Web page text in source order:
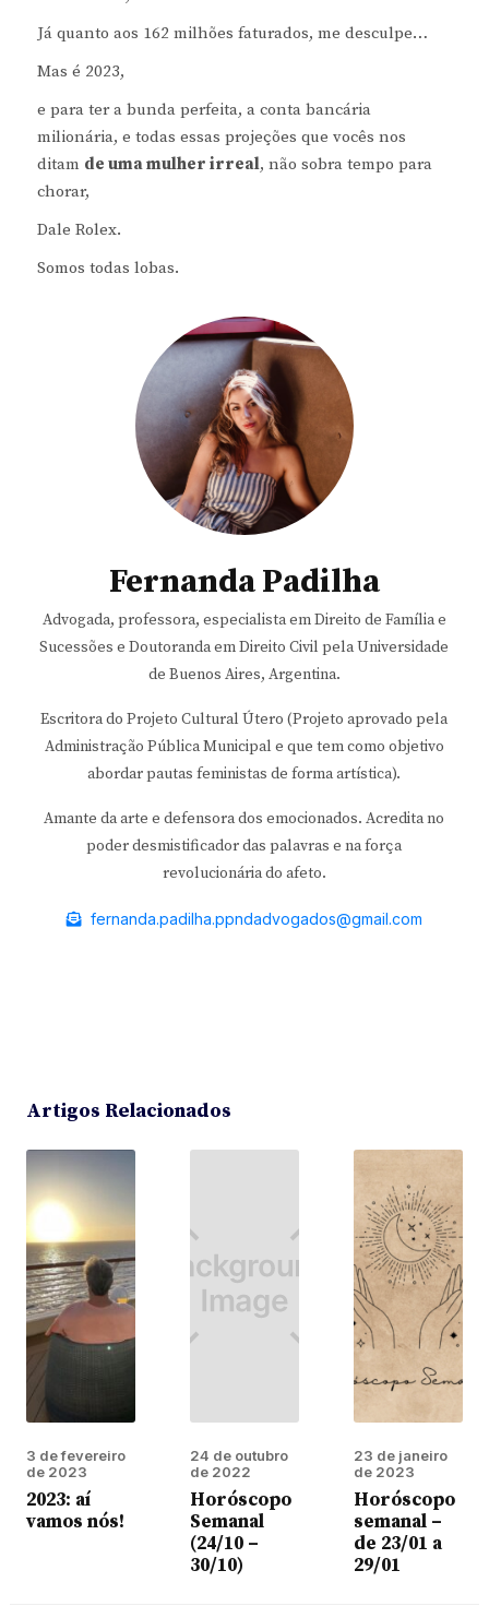
Já quanto aos 162 milhões faturados, me desculpe…
Mas é 2023,
e para ter a bunda perfeita, a conta bancária
milionária, e todas essas projeções que vocês nos
ditam de uma mulher irreal, não sobra tempo para
chorar,
Dale Rolex.
Somos todas lobas.
Fernanda Padilha
Advogada, professora, especialista em Direito de Família e
Sucessões e Doutoranda em Direito Civil pela Universidade
de Buenos Aires, Argentina.
Escritora do Projeto Cultural Útero (Projeto aprovado pela
Administração Pública Municipal e que tem como objetivo
abordar pautas feministas de forma artística).
Amante da arte e defensora dos emocionados. Acredita no
poder desmistificador das palavras e na força
revolucionária do afeto.
fernanda.padilha.ppndadvogados@gmail.com
Artigos Relacionados
3 de fevereiro
de 2023
2023: aí
vamos nós!
24 de outubro
de 2022
Horóscopo
Semanal
(24/10 –
30/10)
23 de janeiro
de 2023
Horóscopo
semanal –
de 23/01 a
29/01